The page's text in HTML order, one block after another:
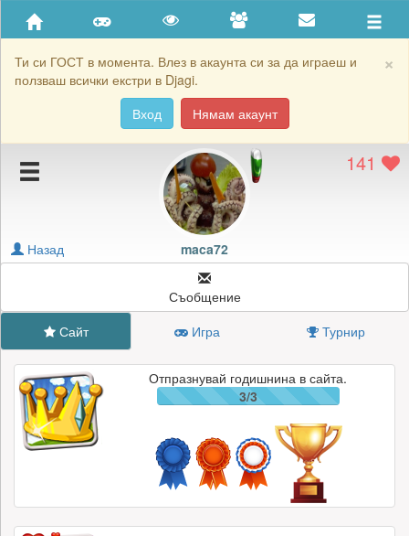
×
Ти си ГОСТ в момента. Влез в акаунта си за да играеш и
ползваш всички екстри в Djagi.
Вход
Нямам акаунт
Приятели
Хронология на игри
Подаръците на maca72
Картичките на maca72
Блокирай maca72
141
maca72
Назад
Съобщение
Сайт
Игра Турнир
Отпразнувай годишнина в сайта.
3/3